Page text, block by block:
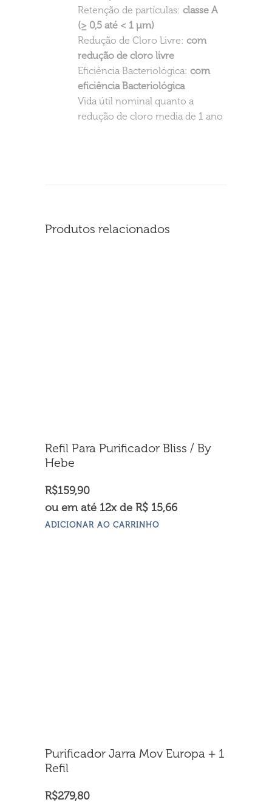
Retenção de partículas: classe A
(≥ 0,5 até < 1 μm)
Redução de Cloro Livre: com
redução de cloro livre
Eficiência Bacteriológica: com
eficiência Bacteriológica
Vida útil nominal quanto a
redução de cloro media de 1 ano
Produtos relacionados
Refil Para Purificador Bliss / By
Hebe
R$159,90
ou em até 12x de R$ 15,66
ADICIONAR AO CARRINHO
Purificador Jarra Mov Europa + 1
Refil
R$279,80